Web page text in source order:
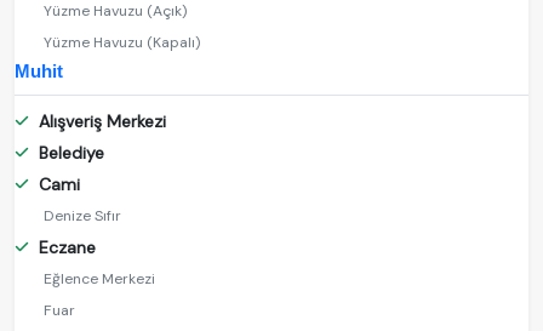
Yüzme Havuzu (Açık)
Yüzme Havuzu (Kapalı)
Muhit
Alışveriş Merkezi
Belediye
Cami
Denize Sıfır
Eczane
Eğlence Merkezi
Fuar